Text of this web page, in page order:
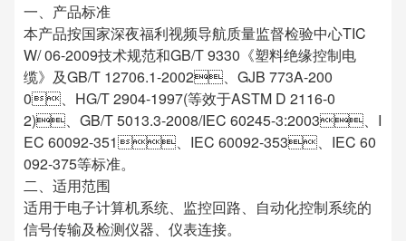
一、产品标准
本产品按国家深夜福利视频导航质量监督检验中心TIC
W/ 06-2009技术规范和GB/T 9330《塑料绝缘控制电
缆》及GB/T 12706.1-2002、GJB 773A-200
0、HG/T 2904-1997(等效于ASTM D 2116-0
2)、GB/T 5013.3-2008/IEC 60245-3:2003、I
EC 60092-351、IEC 60092-353、IEC 60
092-375等标准。
二、适用范围
适用于电子计算机系统、监控回路、自动化控制系统的
信号传输及检测仪器、仪表连接。